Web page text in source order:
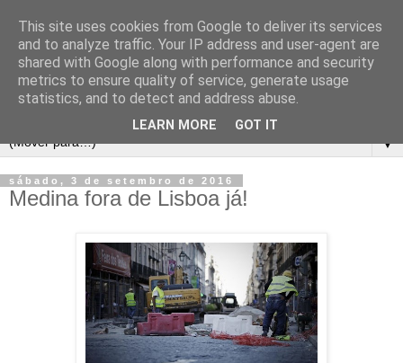
▼
sábado, 3 de setembro de 2016
Medina fora de Lisboa já!
This site uses cookies from Google to deliver its services
and to analyze traffic. Your IP address and user-agent are
shared with Google along with performance and security
metrics to ensure quality of service, generate usage
statistics, and to detect and address abuse.
LEARN MORE GOT IT